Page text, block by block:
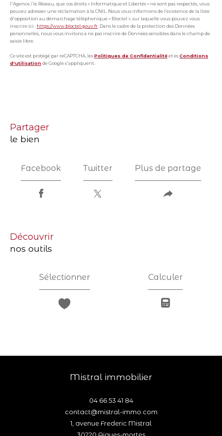
l'Agence / le Réseau, que vos droits « Informatique et Libertés » ne sont pas respectés, vous
pouvez adresser une réclamation à la CNIL. Nous vous informons de l’existence de la liste
d'opposition au démarchage téléphonique « Bloctel », sur laquelle vous pouvez vous
inscrire ici : https://www.bloctel.gouv.fr . Dans le cadre de la protection des Données
personnelles, nous vous invitons à ne pas inscrire de Données sensibles dans le champ de
saisie libre.
Ce site est protégé par reCAPTCHA, lesPolitiques de Confidentialitéet esConditions
d'utilisationde Google s'appliquent.
partager
le bien
Facebook Twitter Plus de partage
découvrir
nos outils
Sélectionner Calculer
mistral immobilier
04 66 53 41 84
contact@mistral-immo.com
1, avenue Frederic Mistral
30220
aigues-mortes